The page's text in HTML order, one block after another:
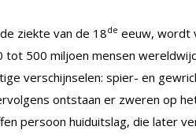
ziekte van de 18de eeuw, wordt
tot 500 miljoen mensen
verschijnselen: spier- en
ontstaan er zweren op
persoon huiduitslag, die later